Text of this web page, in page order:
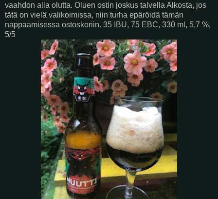
vaahdon alla olutta. Oluen ostin joskus talvella Alkosta, jos
tätä on vielä valikoimissa, niin turha epäröidä tämän
nappaamisessa ostoskoriin. 35 IBU, 75 EBC, 330 ml, 5,7 %,
5/5